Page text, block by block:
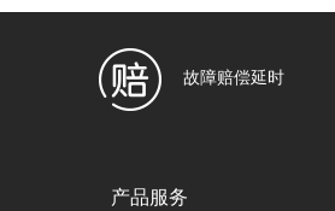
故障赔偿延时
产品服务